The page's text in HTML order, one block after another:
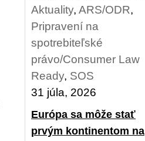
Aktuality, ARS/ODR,
Pripravení na
spotrebiteľské
právo/Consumer Law
Ready, SOS
31 júla, 2026
Európa sa môže stať
prvým kontinentom na